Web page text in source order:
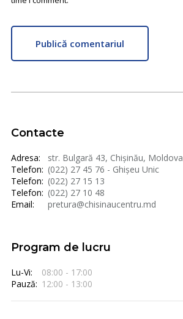
Publică comentariul
Contacte
Adresa:
str. Bulgară 43, Chișinău, Moldova
Telefon: (022) 27 45 76 - Ghișeu Unic
Telefon: (022) 27 15 13
Telefon: (022) 27 10 48
Email:
pretura@chisinaucentru.md
Program de lucru
Lu-Vi:
08:00 - 17:00
Pauză: 12:00 - 13:00